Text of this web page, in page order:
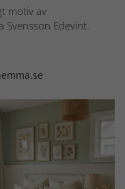
motiv av
Svensson Edevint.